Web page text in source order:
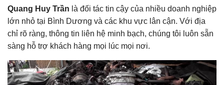
Quang Huy Trần là đối tác tin cậy của nhiều doanh nghiệp
lớn nhỏ tại Bình Dương và các khu vực lân cận. Với địa
chỉ rõ ràng, thông tin liên hệ minh bạch, chúng tôi luôn sẵn
sàng hỗ trợ khách hàng mọi lúc mọi nơi.